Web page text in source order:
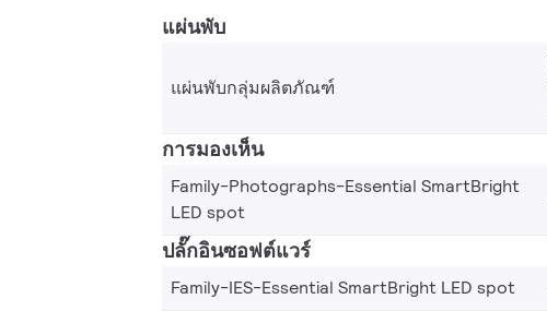
แผ่นพับ
แผ่นพับกลุ่มผลิตภัณฑ์
การมองเห็น
Family-Photographs-Essential SmartBright
LED spot
ปลั๊กอินซอฟต์แวร์
Family-IES-Essential SmartBright LED spot